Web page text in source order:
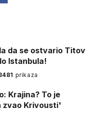
da se ostvario Titov
Istanbula!
prikaza
Krajina? To je
zvao Krivousti'